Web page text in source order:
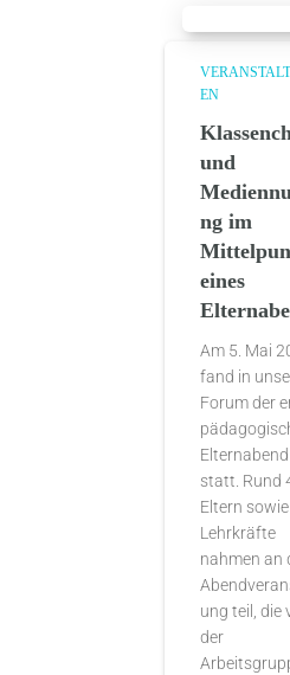
EN
und
ng im
eines
Am 5. Mai
fand in
Forum der
Elternabend
statt. Rund
Eltern sowie
Lehrkräfte
nahmen an
ung teil, die
der